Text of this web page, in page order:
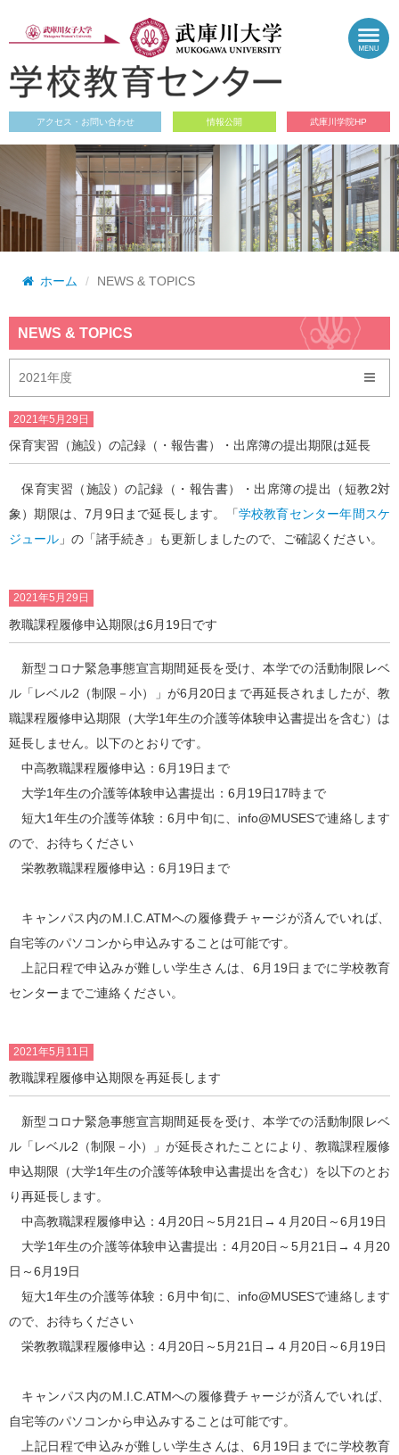
武庫川学院HP
情報公開
アクセス・お問い合わせ
ホーム NEWS & TOPICS
NEWS & TOPICS
2021年度
2021年5月29日
保育実習（施設）の記録（・報告書）・出席簿の提出期限は延長
保育実習（施設）の記録（・報告書）・出席簿の提出（短教2対
象）期限は、7月9日まで延長します。「学校教育センター年間スケ
ジュール 」の「諸手続き」も更新しましたので、ご確認ください。
2021年5月29日
教職課程履修申込期限は6月19日です
新型コロナ緊急事態宣言期間延長を受け、本学での活動制限レベ
ル「レベル2（制限－小）」が6月20日まで再延長されましたが、教
職課程履修申込期限（大学1年生の介護等体験申込書提出を含む）は
延長しません。以下のとおりです。
中高教職課程履修申込：6月19日まで
大学1年生の介護等体験申込書提出：6月19日17時まで
短大1年生の介護等体験：6月中旬に、info@MUSESで連絡します
ので、お待ちください
栄教教職課程履修申込：6月19日まで
キャンパス内のM.I.C.ATMへの履修費チャージが済んでいれば、
自宅等のパソコンから申込みすることは可能です。
上記日程で申込みが難しい学生さんは、6月19日までに学校教育
センターまでご連絡ください。
2021年5月11日
教職課程履修申込期限を再延長します
新型コロナ緊急事態宣言期間延長を受け、本学での活動制限レベ
ル「レベル2（制限－小）」が延長されたことにより、教職課程履修
申込期限（大学1年生の介護等体験申込書提出を含む）を以下のとお
り再延長します。
中高教職課程履修申込：4月20日～5月21日→４月20日～6月19日
大学1年生の介護等体験申込書提出：4月20日～5月21日→４月20
日～6月19日
短大1年生の介護等体験：6月中旬に、info@MUSESで連絡します
ので、お待ちください
栄教教職課程履修申込：4月20日～5月21日→４月20日～6月19日
キャンパス内のM.I.C.ATMへの履修費チャージが済んでいれば、
自宅等のパソコンから申込みすることは可能です。
上記日程で申込みが難しい学生さんは、6月19日までに学校教育